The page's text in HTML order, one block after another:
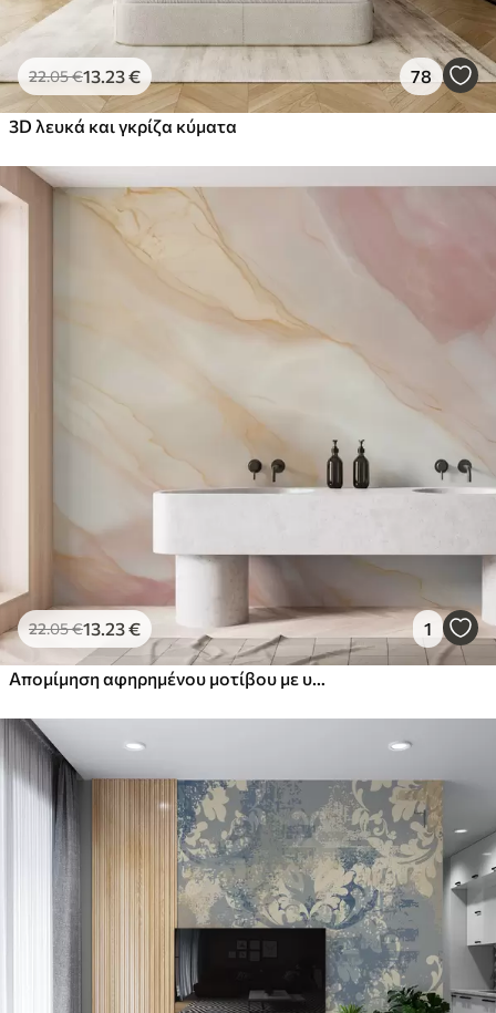
22.05€13 .23€ 78
3D λευκά και γκρίζα κύματα
22.05€13 .23€ 1